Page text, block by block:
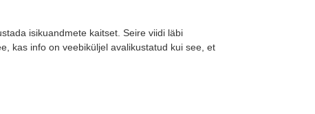
isikuandmete kaitset. Seire viidi läbi
kas info on veebiküljel avalikustatud kui see, et